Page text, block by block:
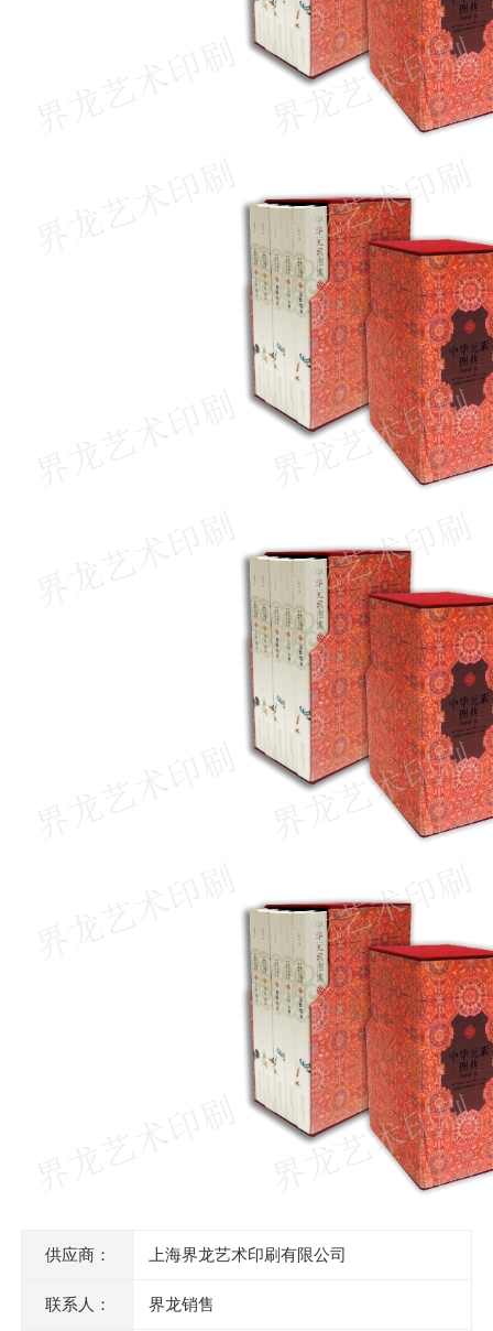
供应商： 上海界龙艺术印刷有限公司
联系人： 界龙销售